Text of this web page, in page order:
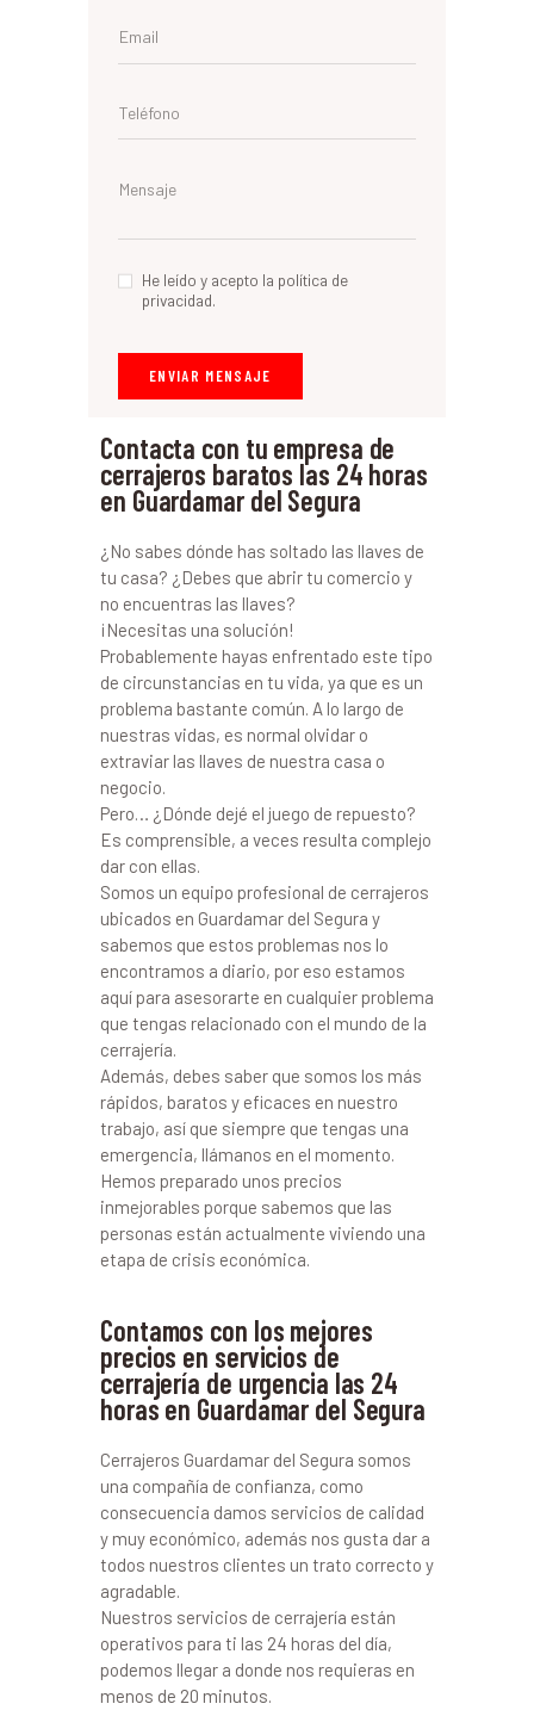
He leído y acepto la política de
privacidad.
Contacta con tu empresa de
cerrajeros baratos las 24 horas
en Guardamar del Segura
¿No sabes dónde has soltado las llaves de
tu casa? ¿Debes que abrir tu comercio y
no encuentras las llaves?
¡Necesitas una solución!
Probablemente hayas enfrentado este tipo
de circunstancias en tu vida, ya que es un
problema bastante común. A lo largo de
nuestras vidas, es normal olvidar o
extraviar las llaves de nuestra casa o
negocio.
Pero… ¿Dónde dejé el juego de repuesto?
Es comprensible, a veces resulta complejo
dar con ellas.
Somos un equipo profesional de cerrajeros
ubicados en Guardamar del Segura y
sabemos que estos problemas nos lo
encontramos a diario, por eso estamos
aquí para asesorarte en cualquier problema
que tengas relacionado con el mundo de la
cerrajería.
Además, debes saber que somos los más
rápidos, baratos y eficaces en nuestro
trabajo, así que siempre que tengas una
emergencia, llámanos en el momento.
Hemos preparado unos precios
inmejorables porque sabemos que las
personas están actualmente viviendo una
etapa de crisis económica.
Contamos con los mejores
precios en servicios de
cerrajería de urgencia las 24
horas en Guardamar del Segura
Cerrajeros Guardamar del Segura somos
una compañía de confianza, como
consecuencia damos servicios de calidad
y muy económico, además nos gusta dar a
todos nuestros clientes un trato correcto y
agradable.
Nuestros servicios de cerrajería están
operativos para ti las 24 horas del día,
podemos llegar a donde nos requieras en
menos de 20 minutos.